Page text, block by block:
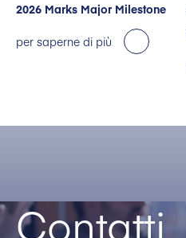
2026 Marks Major Milestone
per saperne di più
Contatti